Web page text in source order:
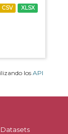
CSV XLSX
los API
Datasets